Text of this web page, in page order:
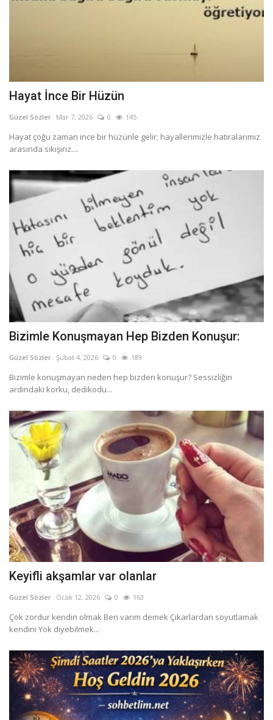
Hayat İnce Bir Hüzün
Güzel Sözler Mar 7, 2026 0 145
Hayat çoğu zaman ince bir hüzünle gelir; hayallerimizle hatıralarımız
arasında sıkışırız....
Bizimle Konuşmayan Hep Bizden Konuşur:
Güzel Sözler Şubat 4, 2026 0 189
Bizimle konuşmayan neden hep bizden konuşur? Sessizliğin
ardındaki korku, dedikodu...
Keyifli akşamlar var olanlar
Güzel Sözler Ocak 12, 2026 0 163
Çok zordur kendin olmak Ben varım demek Çıkarlardan soyutlamak
kendini Yok diyebilmek...